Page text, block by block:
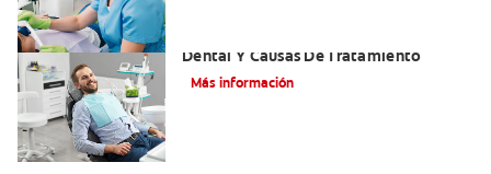
Dental Y Causas De Tratamiento
Más información